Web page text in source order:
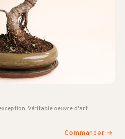
Véritable oeuvre d'art
Commander →